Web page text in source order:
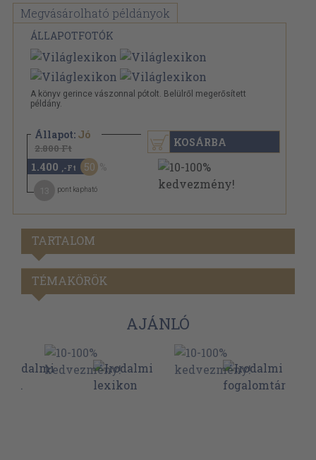
Megvásárolható példányok
ÁLLAPOTFOTÓK
A könyv gerince vászonnal pótolt. Belülről megerősített
példány.
Állapot: Jó
2.800 Ft
1.400 ,-Ft 50
pont kapható
KOSÁRBA
TARTALOM
TÉMAKÖRÖK
AJÁNLÓ